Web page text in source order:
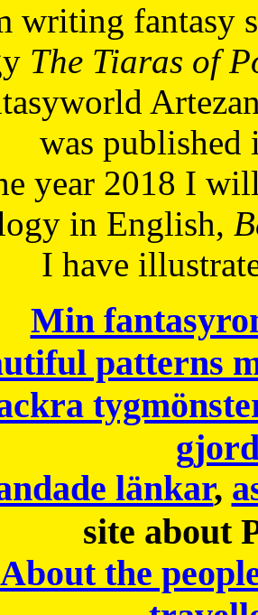
writing fantasy
The Tiaras of
was published
year 2018 I
in English,
I have
Min
patterns
länkar,
site about
About the